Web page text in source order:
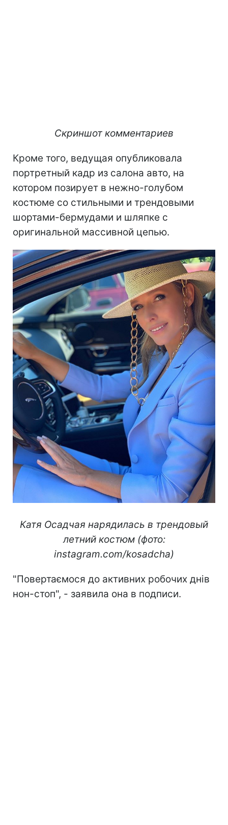
Скриншот комментариев
Кроме того, ведущая опубликовала
портретный кадр из салона авто, на
котором позирует в нежно-голубом
костюме со стильными и трендовыми
шортами-бермудами и шляпке с
оригинальной массивной цепью.
Катя Осадчая нарядилась в трендовый
летний костюм (фото:
instagram.com/kosadcha)
"Повертаємося до активних робочих днів
нон-стоп", - заявила она в подписи.